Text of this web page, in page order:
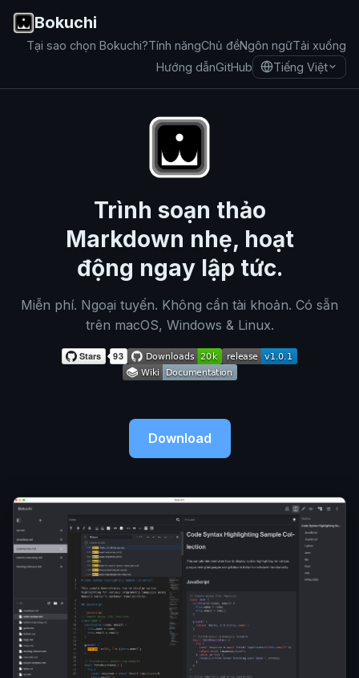
Bokuchi
Tại sao chọn Bokuchi?Tính năngChủ đềNgôn ngữTải xuống
Hướng dẫnGitHub Tiếng Việt
Trình soạn thảo
Markdown nhẹ, hoạt
động ngay lập tức.
Miễn phí. Ngoại tuyến. Không cần tài khoản. Có sẵn
trên macOS, Windows & Linux.
Download